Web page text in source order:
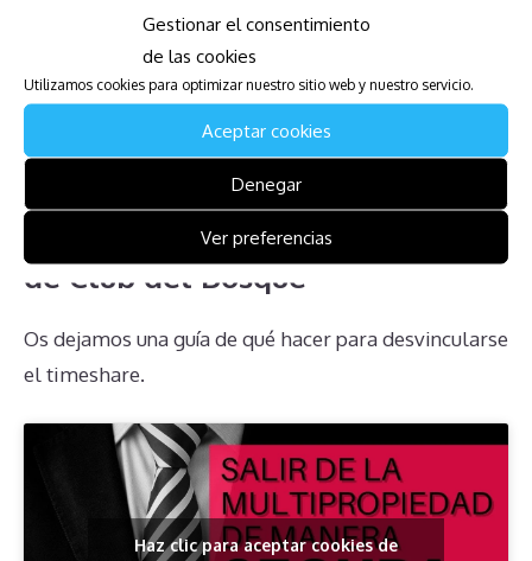
Gestionar el consentimiento
de las cookies
Utilizamos cookies para optimizar nuestro sitio web y nuestro servicio.
Aceptar cookies
Denegar
Ver preferencias
complejidad en su transmisión, los problemas son
numerosos. Es fundamental que los propietarios
estén bien informados y busquen asesoría legal
adecuada para manejar estas situaciones de la mejor
manera posible.
Descarga la Guía para Afectados
de Club del Bosque
Os dejamos una guía de qué hacer para desvincularse
el timeshare.
Haz clic para aceptar cookies de